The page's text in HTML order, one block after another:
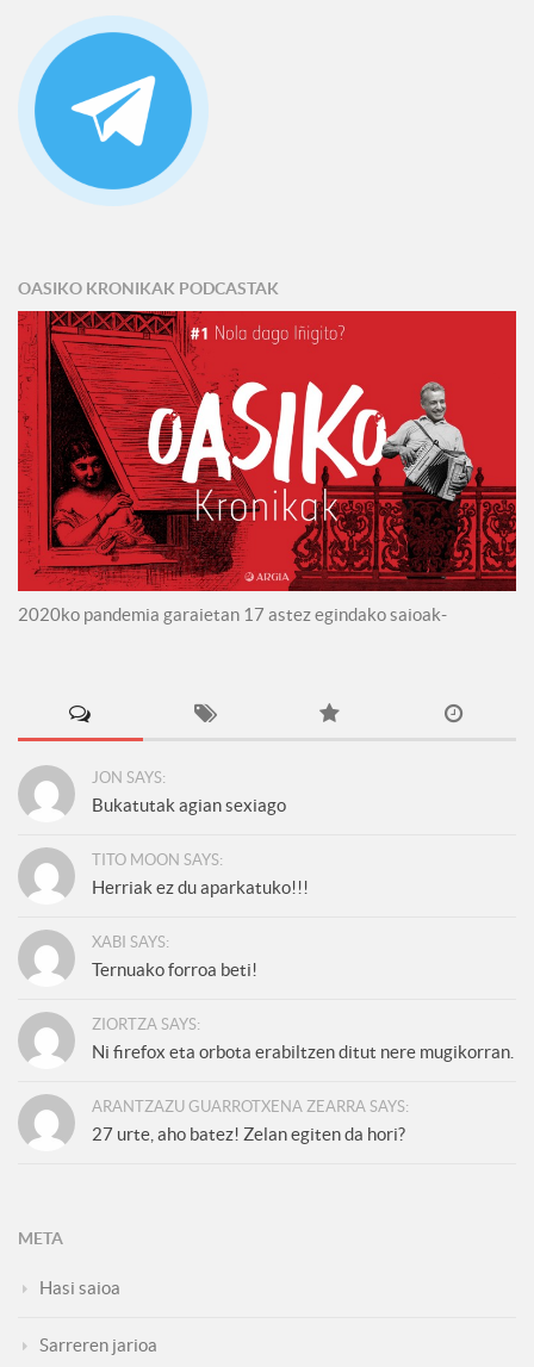
OASIKO KRONIKAK PODCASTAK
2020ko pandemia garaietan 17 astez egindako saioak-
JON SAYS:
Bukatutak agian sexiago
TITO MOON SAYS:
Herriak ez du aparkatuko!!!
XABI SAYS:
Ternuako forroa beti!
ZIORTZA SAYS:
Ni firefox eta orbota erabiltzen ditut nere mugikorran.
ARANTZAZU GUARROTXENA ZEARRA SAYS:
27 urte, aho batez! Zelan egiten da hori?
META
Hasi saioa
Sarreren jarioa